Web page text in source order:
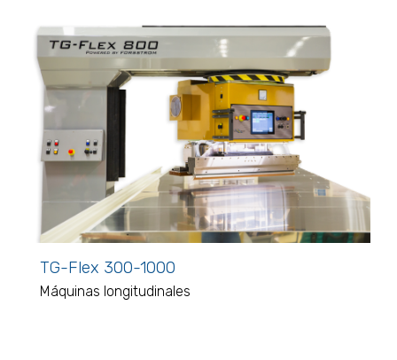
TG-Flex 300-1000
Máquinas longitudinales